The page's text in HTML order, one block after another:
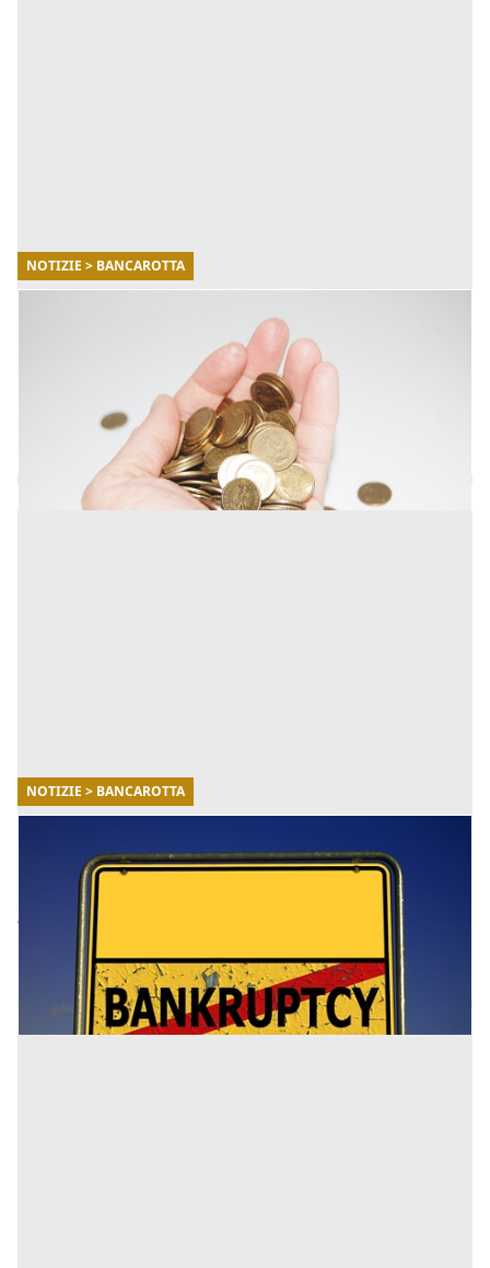
NOTIZIE > BANCAROTTA
La Bancarotta “riparata” attraverso la
reintegrazione del patrimonio
La figura giuridica della Bancarotta riparata non è un
illecito disciplinato dalla legge ma trae origine dalla
giurisprudenza. Analisi delle ipotesi in cui si confi [...]
NOTIZIE > BANCAROTTA
Bancarotta: non tutte le operazioni
compiute dal fallito integrano il reato
Alcune operazioni poste in essere dal fallito non
integrano il reato di bancarotta. Dette esenzioni sono
indicate nell'art. 217 bis L.F. [...]